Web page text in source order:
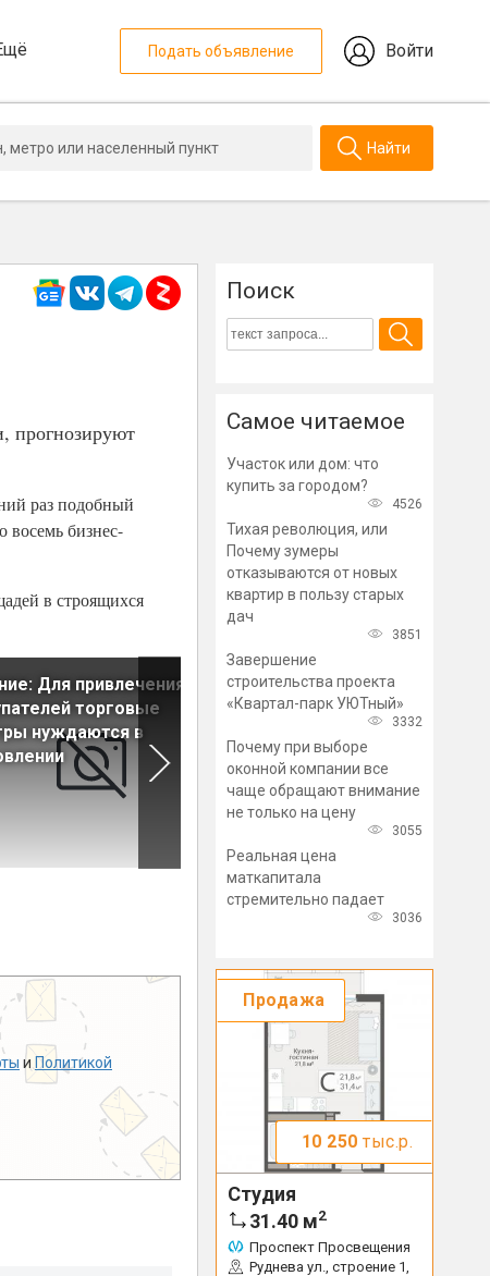
Подать объявление Войти
Найти
прогнозируют
раз подобный
восемь бизнес-
в строящихся
Для привлечения
торговые
нуждаются в
Новое предложение на
складкой недвижимости не
успевает за спросом
и Политикой
Поиск
Самое читаемое
Участок или дом: что
купить за городом?
4526
Тихая революция, или
Почему зумеры
отказываются от новых
квартир в пользу старых
дач
3851
Завершение
строительства проекта
«Квартал-парк УЮТный»
3332
Почему при выборе
оконной компании все
чаще обращают внимание
не только на цену
3055
Реальная цена
маткапитала
стремительно падает
3036
Продажа
10 250 тыс.р.
Студия
31.40 м2
Проспект Просвещения
Руднева ул., строение 1,